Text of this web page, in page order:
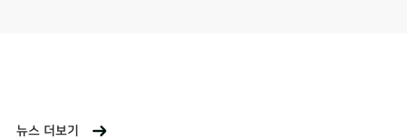
ONES Global News
뉴스 더보기